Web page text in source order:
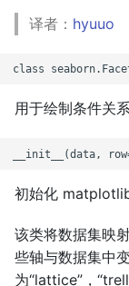
t
s
e
a
译者： hyuuo
用于绘制条件关
初始化
该类将数据集映
些轴与数据集中
为“lattice”，